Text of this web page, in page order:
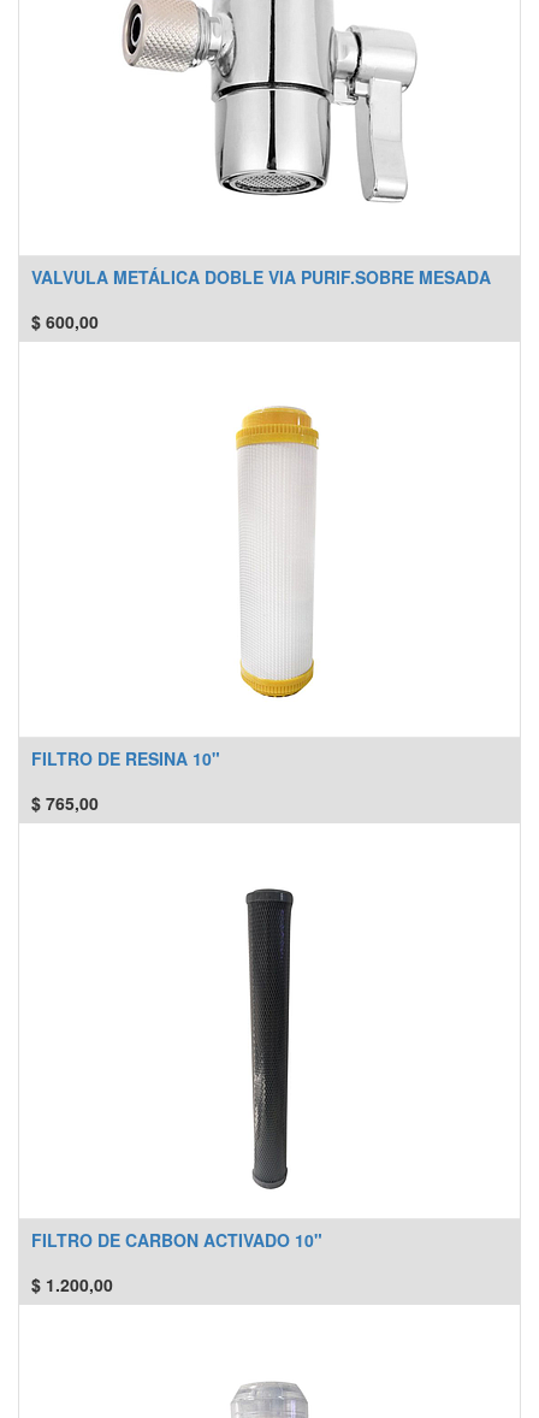
VALVULA METÁLICA DOBLE VIA PURIF.SOBRE MESADA
$ 600,00
FILTRO DE RESINA 10"
$ 765,00
FILTRO DE CARBON ACTIVADO 10"
$ 1.200,00